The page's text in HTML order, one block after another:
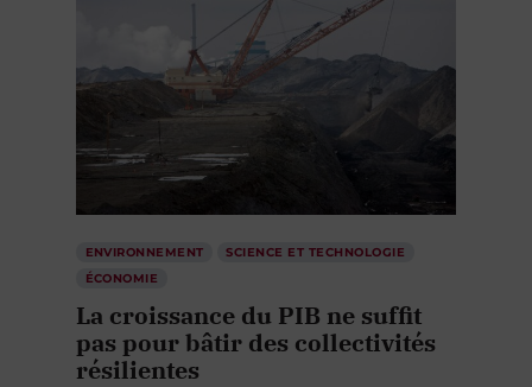
ENVIRONNEMENT
SCIENCE ET TECHNOLOGIE
ÉCONOMIE
La croissance du PIB ne suffit
pas pour bâtir des collectivités
résilientes